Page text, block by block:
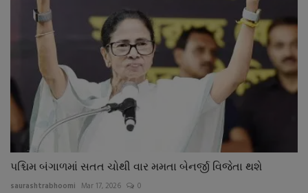
પશ્ચિમ બંગાળમાં સતત ચોથી વાર મમતા બેનર્જી વિજેતા થશે
saurashtrabhoomi Mar 17, 2026 0